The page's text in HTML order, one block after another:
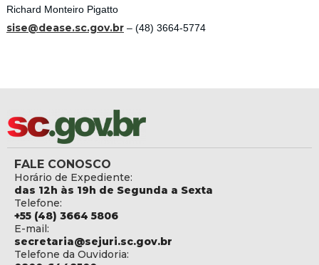
Richard Monteiro Pigatto
sise@dease.sc.gov.br – (48) 3664-5774
FALE CONOSCO
Horário de Expediente:
das 12h às 19h de Segunda a Sexta
Telefone:
+55 (48) 3664 5806
E-mail:
secretaria@sejuri.sc.gov.br
Telefone da Ouvidoria: